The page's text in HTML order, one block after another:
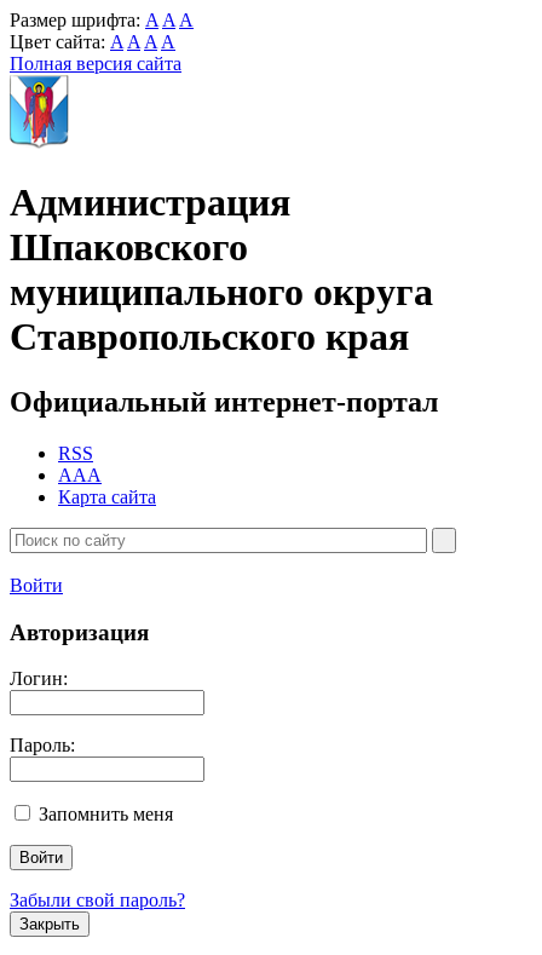
Размер шрифта: A A A
Цвет сайта: A A A A
Полная версия сайта
Администрация
Шпаковского
муниципального округа
Ставропольского края
Официальный интернет-портал
RSS
AAA
Карта сайта
Войти
Авторизация
Логин:
Пароль:
Запомнить меня
Забыли свой пароль?
Закрыть